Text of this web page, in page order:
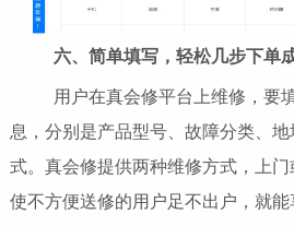
六、简单填写，轻松几步下单
用户在真会修平台上维修，要
息，分别是产品型号、故障分类、
式。真会修提供两种维修方式，上
使不方便送修的用户足不出户，就